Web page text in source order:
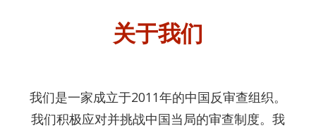
关于我们
我们是一家成立于2011年的中国反审查组织。
我们积极应对并挑战中国当局的审查制度。我